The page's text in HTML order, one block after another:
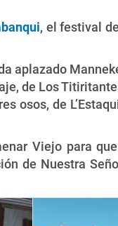
, el festival
aplazado
de Los
osos, de
Viejo para
de Nuestra